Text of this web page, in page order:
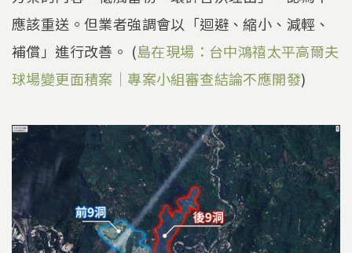
應該重送。但業者強調會以「迴避、縮小、減輕、
補償」進行改善。 (島在現場：台中鴻禧太平高爾夫
球場變更面積案｜專案小組審查結論不應開發)